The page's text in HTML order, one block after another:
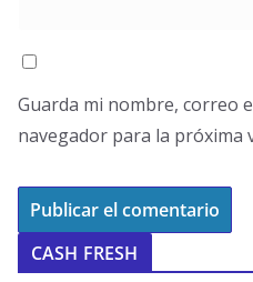
Guarda mi nombre, correo
navegador para la próxima
CASH FRESH